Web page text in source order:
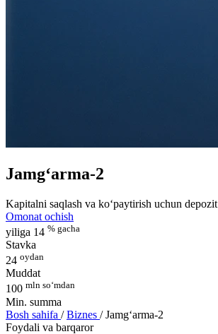
Jamg‘arma-2
Kapitalni saqlash va ko‘paytirish uchun depozit
Omonat ochish
yiliga 14 % gacha
Stavka
24 oydan
Muddat
100 mln so‘mdan
Min. summa
Bosh sahifa / Biznes /Jamg‘arma-2
Foydali va barqaror